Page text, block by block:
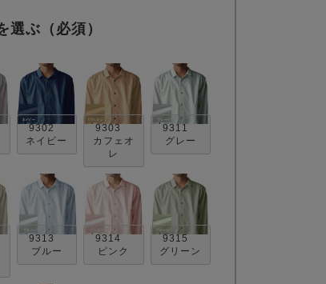
選ぶ（必須）
9302
ネイビー
9303
カフェオ
レ
9311
グレー
9313
ブルー
9314
ピンク
9315
グリーン